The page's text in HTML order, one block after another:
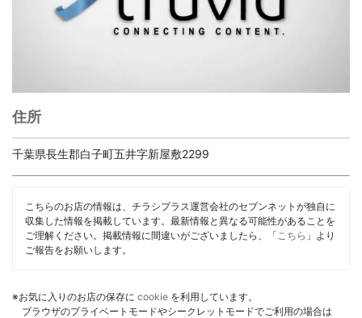
住所
千葉県長生郡白子町五井字新屋敷2299
こちらのお店の情報は、チラシプラス運営会社のセブンネットが独自に
収集した情報を掲載しています。最新情報と異なる可能性があることを
ご理解ください。掲載情報に間違いがございましたら、「 こちら 」より
ご報告をお願いします。
※お気に入りのお店の保存に cookie を利用しています。
ブラウザのプライベートモードやシークレットモードでご利用の場合は